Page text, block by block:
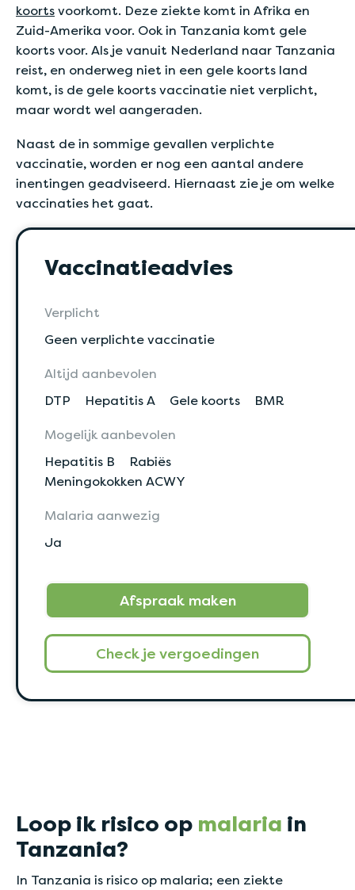
koortsvoorkomt. Deze ziekte komt in Afrika en
Zuid-Amerika voor. Ook in Tanzania komt gele
koorts voor. Als je vanuit Nederland naar Tanzania
reist, en onderweg niet in een gele koorts land
komt, is de gele koorts vaccinatie niet verplicht,
maar wordt wel aangeraden.
Naast de in sommige gevallen verplichte
vaccinatie, worden er nog een aantal andere
inentingen geadviseerd. Hiernaast zie je om welke
vaccinaties het gaat.
Vaccinatieadvies
Verplicht
Geen verplichte vaccinatie
Altijd aanbevolen
DTP
Hepatitis A Gele koorts BMR
Mogelijk aanbevolen
Hepatitis B
Rabiës
Meningokokken ACWY
Malaria aanwezig
Ja
Afspraak maken
Check je vergoedingen
Loop ik risico op malaria in
Tanzania?
In Tanzania is risico op malaria; een ziekte